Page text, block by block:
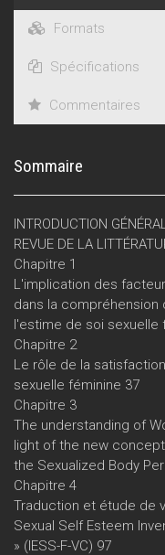
Formats
Spécifications
Commentaires
Sommaire
INTRODUCTION
REVUE DE LA
Chapitre 1
L'implication des
dans la compréhension
l'estime de soi sexuelle
Chapitre 2
Le rôle de la
sexuelle féminine 37
Chapitre 3
The understanding of
light of the new
the Sexualized Body
Chapitre 4
Traduction et étude de
Sexual Self Esteem
» (IESS-F-VC) 97